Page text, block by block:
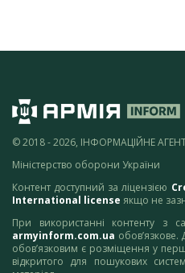
© 2018 - 2026, ІНФОРМАЦІЙНЕ
Міністерство оборони України
Контент доступний за ліцензією
International license якщо не
При використанні контенту з
armyinform.com.ua обов’язкове.
обов’язковим є розміщення у
відкритого для пошукових